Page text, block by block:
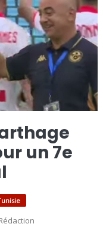
un 7e